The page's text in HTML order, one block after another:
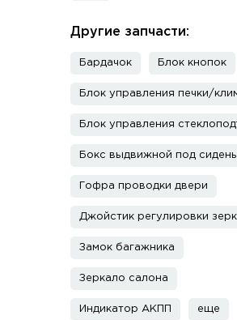
Другие запчасти:
Бардачок Блок кнопок
Бокс выдвижной под
Гофра проводки двери
Джойстик регулировки
Замок багажника
Зеркало салона
Индикатор АКПП еще